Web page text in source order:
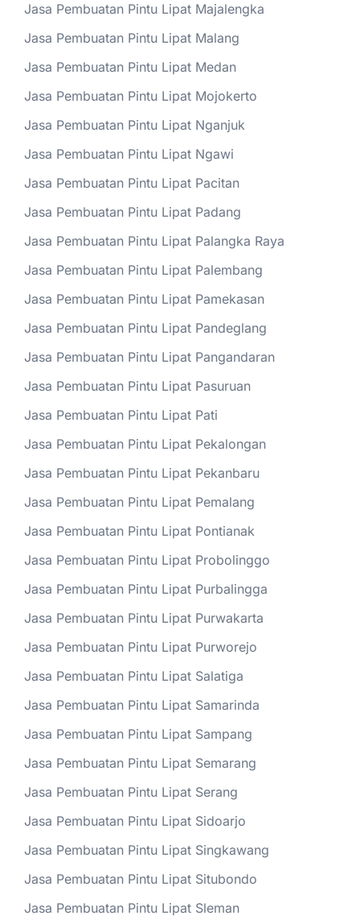
Jasa Pembuatan Pintu Lipat Majalengka
Jasa Pembuatan Pintu Lipat Malang
Jasa Pembuatan Pintu Lipat Medan
Jasa Pembuatan Pintu Lipat Mojokerto
Jasa Pembuatan Pintu Lipat Nganjuk
Jasa Pembuatan Pintu Lipat Ngawi
Jasa Pembuatan Pintu Lipat Pacitan
Jasa Pembuatan Pintu Lipat Padang
Jasa Pembuatan Pintu Lipat Palangka Raya
Jasa Pembuatan Pintu Lipat Palembang
Jasa Pembuatan Pintu Lipat Pamekasan
Jasa Pembuatan Pintu Lipat Pandeglang
Jasa Pembuatan Pintu Lipat Pangandaran
Jasa Pembuatan Pintu Lipat Pasuruan
Jasa Pembuatan Pintu Lipat Pati
Jasa Pembuatan Pintu Lipat Pekalongan
Jasa Pembuatan Pintu Lipat Pekanbaru
Jasa Pembuatan Pintu Lipat Pemalang
Jasa Pembuatan Pintu Lipat Pontianak
Jasa Pembuatan Pintu Lipat Probolinggo
Jasa Pembuatan Pintu Lipat Purbalingga
Jasa Pembuatan Pintu Lipat Purwakarta
Jasa Pembuatan Pintu Lipat Purworejo
Jasa Pembuatan Pintu Lipat Salatiga
Jasa Pembuatan Pintu Lipat Samarinda
Jasa Pembuatan Pintu Lipat Sampang
Jasa Pembuatan Pintu Lipat Semarang
Jasa Pembuatan Pintu Lipat Serang
Jasa Pembuatan Pintu Lipat Sidoarjo
Jasa Pembuatan Pintu Lipat Singkawang
Jasa Pembuatan Pintu Lipat Situbondo
Jasa Pembuatan Pintu Lipat Sleman